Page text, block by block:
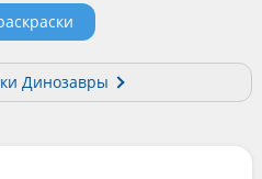
Динозавры